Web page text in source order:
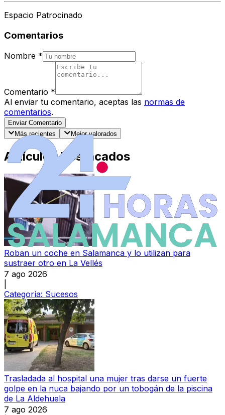
Espacio Patrocinado
Comentarios
Nombre *
Comentario *
Al enviar tu comentario, aceptas las normas de
comentarios.
Enviar Comentario
Más recientes
Mejor valorados
Artículos Destacados
Roban un coche en Salamanca y lo utilizan para
sustraer otro en La Vellés
7 ago 2026
Categoría: Sucesos
Trasladada al hospital una mujer tras darse un fuerte
golpe en la nuca bajando por un tobogán de la piscina
de La Aldehuela
7 ago 2026